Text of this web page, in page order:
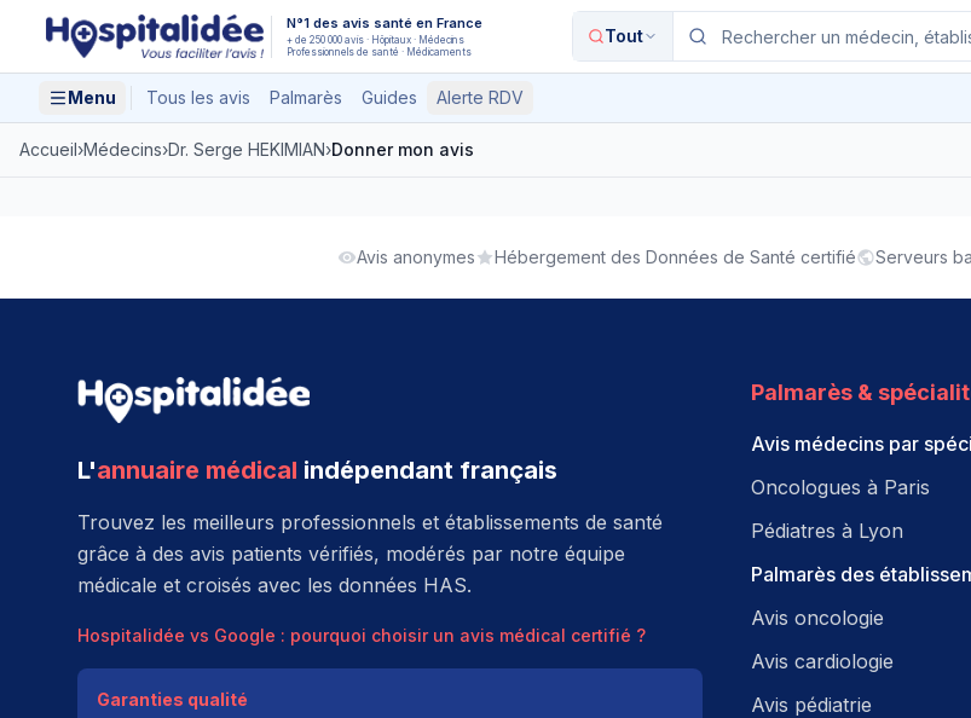
Aller au contenu principal N°1 des avis santé en France
+ de 250 000 avis · Hôpitaux · Médecins
Professionnels de santé · Médicaments
Tout
Menu Tous les avis Palmarès Guides Alerte RDV
Accueil›Médecins›Dr. Serge HEKIMIAN›Donner mon avis
Avis anonymes Hébergement des Données de Santé certifié Serveurs
L'annuaire médical indépendant français
Trouvez les meilleurs professionnels et établissements de santé
grâce à des avis patients vérifiés, modérés par notre équipe
médicale et croisés avec les données HAS.
Hospitalidée vs Google : pourquoi choisir un avis médical certifié ?
Garanties qualité
Palmarès &
Avis médecins par
Oncologues à Paris
Pédiatres à Lyon
Palmarès des
Avis oncologie
Avis cardiologie
Avis pédiatrie